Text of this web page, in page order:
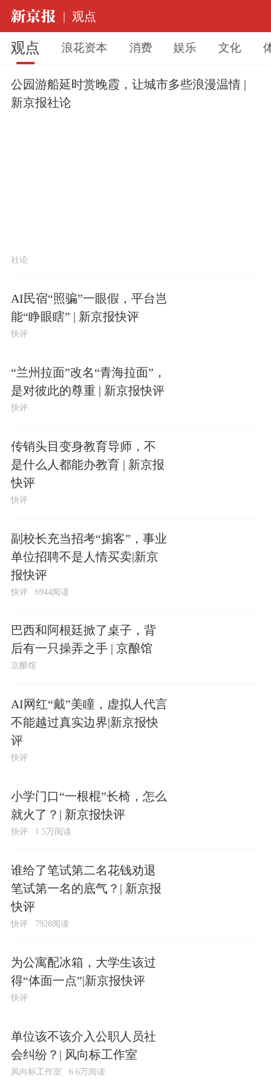
| 观点
观点 浪花资本 消费 娱乐 文化
公园游船延时赏晚霞，让城市多些浪漫温情 |
新京报社论
社论
AI民宿“照骗”一眼假，平台岂
能“睁眼瞎” | 新京报快评
快评
“兰州拉面”改名“青海拉面”，
是对彼此的尊重 | 新京报快评
快评
传销头目变身教育导师，不
是什么人都能办教育 | 新京报
快评
快评
副校长充当招考“掮客”，事业
单位招聘不是人情买卖|新京
报快评
快评 6944阅读
巴西和阿根廷掀了桌子，背
后有一只操弄之手 | 京酿馆
京酿馆
​AI网红“戴”美瞳，虚拟人代言
不能越过真实边界|新京报快
评
快评
小学门口“一根棍”长椅，怎么
就火了？| 新京报快评
快评 1.5万阅读
谁给了笔试第二名花钱劝退
笔试第一名的底气？| 新京报
快评
快评 7928阅读
为公寓配冰箱，大学生该过
得“体面一点”|新京报快评
快评
单位该不该介入公职人员社
会纠纷？| 风向标工作室
风向标工作室 6.6万阅读